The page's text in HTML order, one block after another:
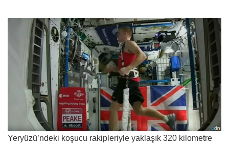
Yeryüzü’ndeki koşucu rakipleriyle yaklaşık 320 kilometre